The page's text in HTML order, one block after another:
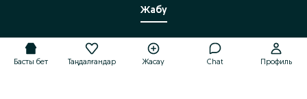
Басты бет Таңдалғандар Жасау Chat Профиль
Жабу